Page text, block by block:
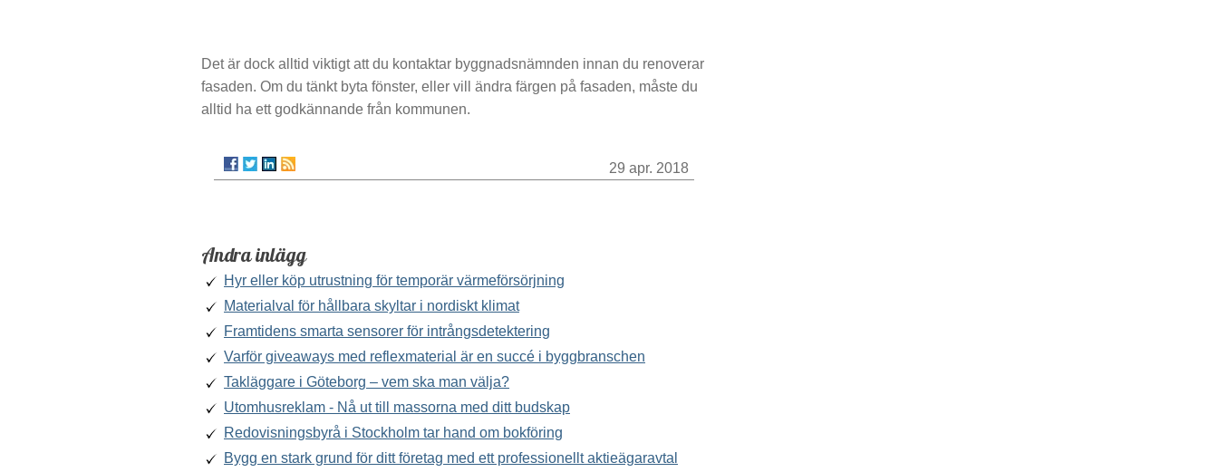
Det är dock alltid viktigt att du kontaktar byggnadsnämnden innan du renoverar
fasaden. Om du tänkt byta fönster, eller vill ändra färgen på fasaden, måste du
alltid ha ett godkännande från kommunen.
29 apr. 2018
Andra inlägg
Hyr eller köp utrustning för temporär värmeförsörjning
Materialval för hållbara skyltar i nordiskt klimat
Framtidens smarta sensorer för intrångsdetektering
Varför giveaways med reflexmaterial är en succé i byggbranschen
Takläggare i Göteborg – vem ska man välja?
Utomhusreklam - Nå ut till massorna med ditt budskap
Redovisningsbyrå i Stockholm tar hand om bokföring
Bygg en stark grund för ditt företag med ett professionellt aktieägaravtal